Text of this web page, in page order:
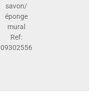
savon/
éponge
mural
Ref:
09302556